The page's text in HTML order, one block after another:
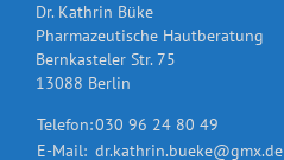
Dr. Kathrin Büke
Pharmazeutische Hautberatung
Bernkasteler Str. 75
13088 Berlin
Telefon:030 96 24 80 49
E-Mail: dr.kathrin.bueke@gmx.de